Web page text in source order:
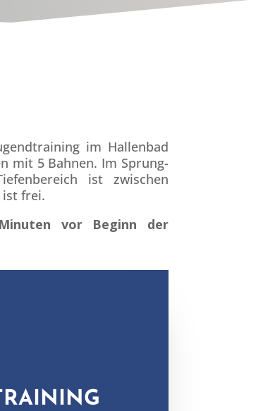
im Hal­len­bad
mit 5 Bah­nen. Im Sprung­
ist zwis­chen
ist frei.
vor Beginn der